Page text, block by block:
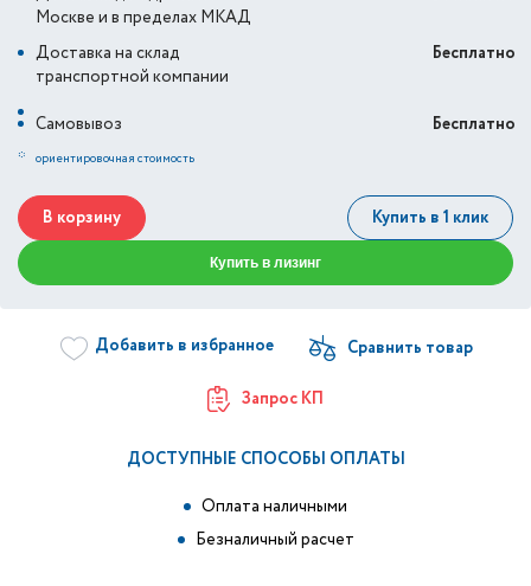
Москве и в пределах МКАД
Доставка на склад
транспортной компании
Бесплатно
Самовывоз
Бесплатно
* ориентировочная стоимость
В корзину Купить в 1 клик
Купить в лизинг
Добавить в избранное
Запрос КП
ДОСТУПНЫЕ СПОСОБЫ ОПЛАТЫ
Оплата наличными
Безналичный расчет